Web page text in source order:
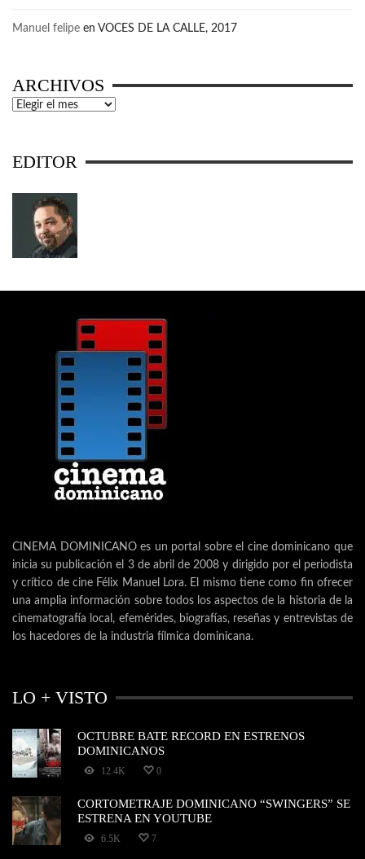
Manuel felipe en VOCES DE LA CALLE, 2017
ARCHIVOS
Archivos
EDITOR
CINEMA DOMINICANO es un portal sobre el cine dominicano que
inicia su publicación el 3 de abril de 2008 y dirigido por el periodista
y crítico de cine Félix Manuel Lora. El mismo tiene como fin ofrecer
una amplia información sobre todos los aspectos de la historia de la
cinematografía local, efemérides, biografías, reseñas y entrevistas de
los hacedores de la industria fílmica dominicana.
LO + VISTO
OCTUBRE BATE RECORD EN ESTRENOS
DOMINICANOS
12.4K 0
CORTOMETRAJE DOMINICANO “SWINGERS” SE
ESTRENA EN YOUTUBE
6.5K 7